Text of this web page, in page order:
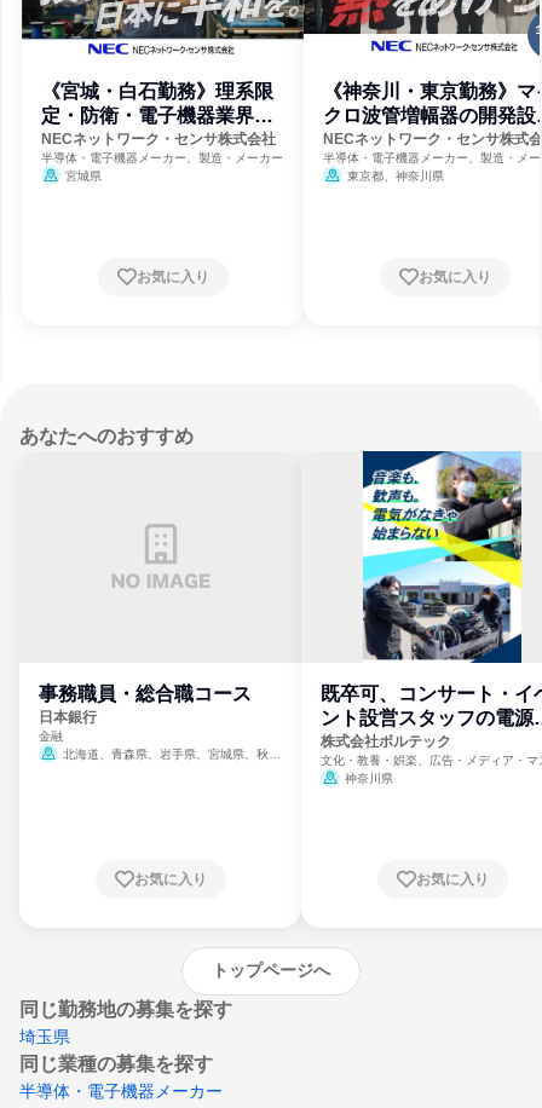
《宮城・白石勤務》理系限
定・防衛・電子機器業界
《技術職》
NECネットワーク・センサ株式会社
半導体・電子機器メーカー、製造・メーカー
宮城県
お気に入り
《神奈川・東京勤務》マ
クロ波管増幅器の開発設
職《技術職》
NECネットワーク・センサ株式
半導体・電子機器メーカー、製造・メ
東京都、神奈川県
お気に入り
あなたへのおすすめ
事務職員・総合職コース
日本銀行
金融
北海道、青森県、岩手県、宮城県、秋田
崎県、熊本県、大分県、宮崎県、鹿児島県、
お気に入り
既卒可、コンサート・イ
ント設営スタッフの電源
門
株式会社ボルテック
文化・教養・娯楽、広告・メディア・マ
ミ、電力・ガス・水道・エネルギー
神奈川県
お気に入り
トップページへ
同じ勤務地の募集を探す
埼玉県
同じ業種の募集を探す
半導体・電子機器メーカー